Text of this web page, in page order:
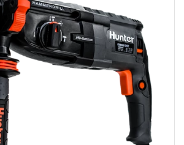
שירות ואחריות
צור קשר